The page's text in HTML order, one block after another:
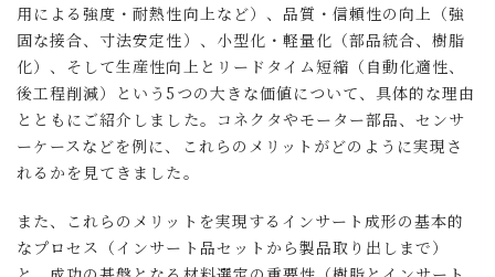
用による強度・耐熱性向上など）、品質・信頼性の向上（強
固な接合、寸法安定性）、小型化・軽量化（部品統合、樹脂
化）、そして生産性向上とリードタイム短縮（自動化適性、
後工程削減）という5つの大きな価値について、具体的な理由
とともにご紹介しました。コネクタやモーター部品、センサ
ーケースなどを例に、これらのメリットがどのように実現さ
れるかを見てきました。
また、これらのメリットを実現するインサート成形の基本的
なプロセス（インサート品セットから製品取り出しまで）